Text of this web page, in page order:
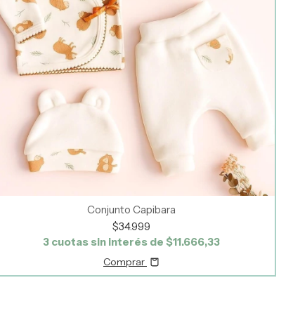
Conjunto Capibara
$34.999
3 cuotas sin interés de $11.666,33
Comprar